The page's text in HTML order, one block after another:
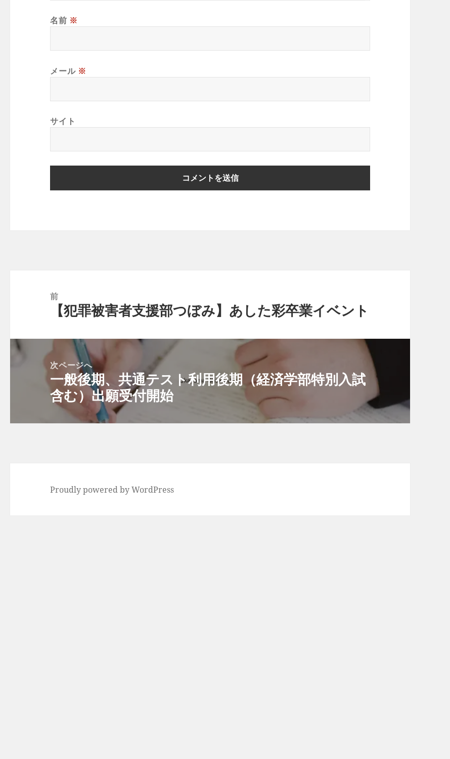
名前 ※
メール ※
サイト
シ
前
【犯罪被害者支援部つぼみ】あした彩卒業イベント
次ページへ
次
の
投
一般後期、共通テスト利用後期（経済学部特別入試
含む）出願受付開始
Proudly powered by WordPress